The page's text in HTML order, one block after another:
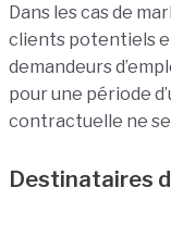
Dans les cas de
clients potentiels
demandeurs
pour une période
contractuelle ne
Destinataires